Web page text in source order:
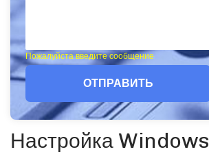
Пожалуйста введите сообщение
ОТПРАВИТЬ
Настройка Windows